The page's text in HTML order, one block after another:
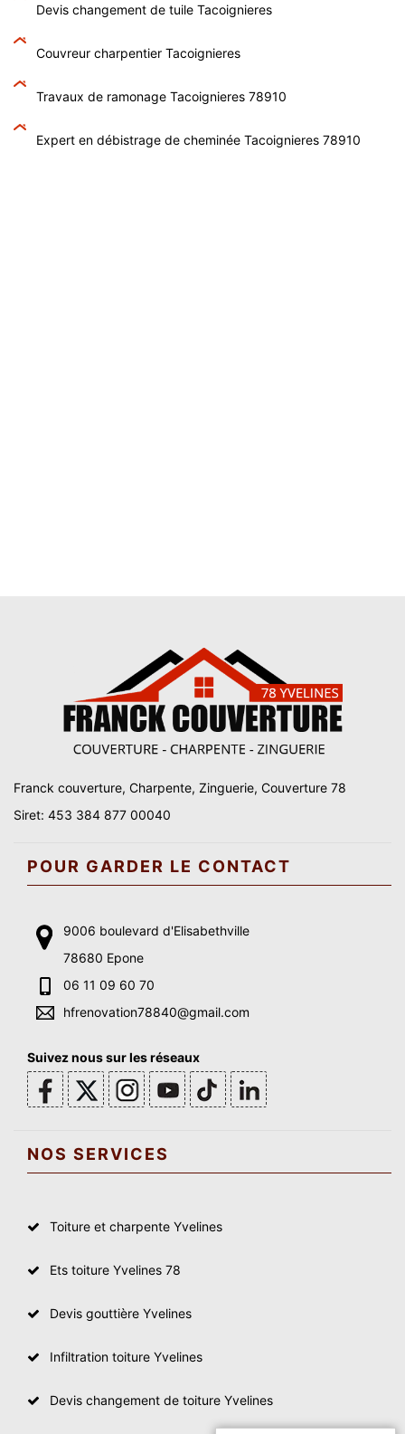
Devis changement de tuile Tacoignieres
Couvreur charpentier Tacoignieres
Travaux de ramonage Tacoignieres 78910
Expert en débistrage de cheminée Tacoignieres 78910
Franck couverture, Charpente, Zinguerie, Couverture 78
Siret: 453 384 877 00040
POUR GARDER LE CONTACT
9006 boulevard d'Elisabethville
78680 Epone
06 11 09 60 70
hfrenovation78840@gmail.com
Suivez nous sur les réseaux
NOS SERVICES
Toiture et charpente Yvelines
Ets toiture Yvelines 78
Devis gouttière Yvelines
Infiltration toiture Yvelines
Devis changement de toiture Yvelines